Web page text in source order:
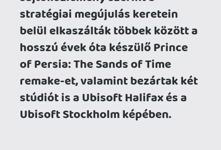
Komor hírrel zárult a szerda a
játékiparban, nemrég ugyanis a Ubisoft
közzétett egy hétoldalas anyagot,
melyben azt részletezik, hogy milyen
átalakítások mellett döntöttek a kiadónál.
A sajtóközlemény szerint ez a megújulás
az AAA kategóriás piac megváltozására
adott válasz, melynek a segítségével
szeretnék visszaszerezni az agilitásukat,